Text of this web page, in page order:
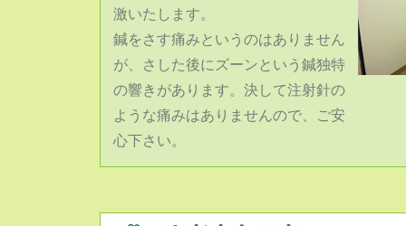
激いたします。
鍼をさす痛みというのはありません
が、さした後にズーンという鍼独特
の響きがあります。決して注射針の
ような痛みはありませんので、ご安
心下さい。